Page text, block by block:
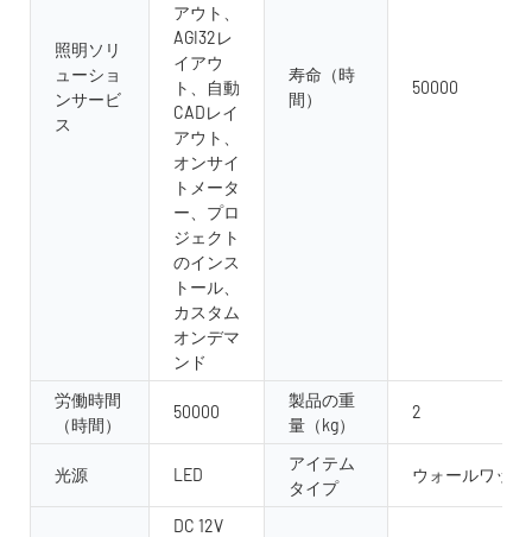
照明ソリ
ューショ
ンサービ
ス
アウト、
AGI32レ
イアウ
ト、自動
CADレイ
アウト、
オンサイ
トメータ
ー、プロ
ジェクト
のインス
トール、
カスタム
オンデマ
ンド
寿命（時
間）
50000
労働時間
（時間）
50000
製品の重
量（kg）
2
光源 LED
アイテム
タイプ
ウォールワッ
DC 12V